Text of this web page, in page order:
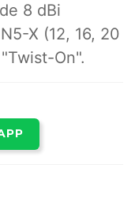
8 dBi
X (12, 16, 20
On".